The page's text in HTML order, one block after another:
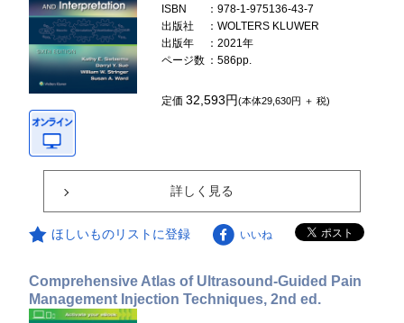
ISBN
：978-1-975136-43-7
出版社
：WOLTERS KLUWER
出版年
：2021年
ページ数 ：586pp.
定価32,593円(本体29,630円 ＋ 税)
詳しく見る
ほしいものリストに登録 いいね
Comprehensive Atlas of Ultrasound-Guided Pain
Management Injection Techniques, 2nd ed.